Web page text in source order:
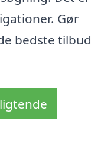
Gør
bedste tilbud